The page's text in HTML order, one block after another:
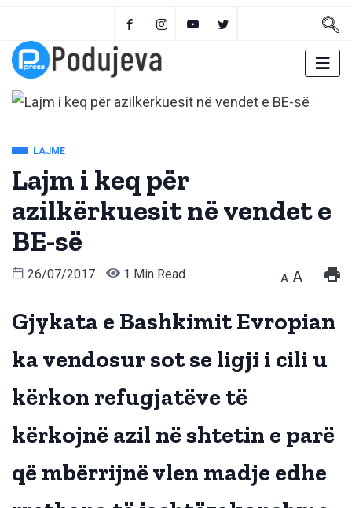
LAJME
Lajm i keq për
azilkërkuesit në vendet e
BE-së
26/07/2017 1 Min Read A A
Gjykata e Bashkimit Evropian
ka vendosur sot se ligji i cili u
kërkon refugjatëve të
kërkojnë azil në shtetin e parë
që mbërrijnë vlen madje edhe